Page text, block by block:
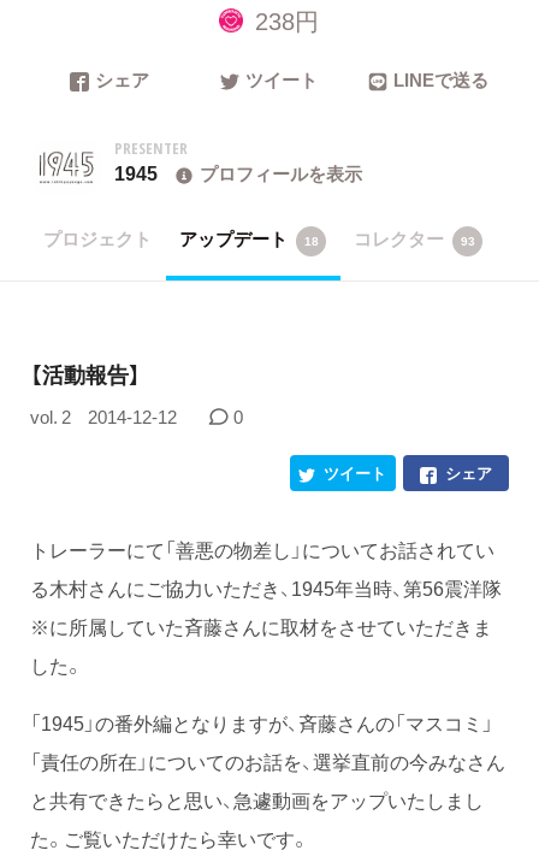
238円
シェア ツイート LINEで送る
PRESENTER
1945 プロフィールを表示
プロジェクト アップデート 18 コレクター 93
【活動報告】
vol. 2 2014-12-12 0
シェア
ツイート
トレーラーにて「善悪の物差し」についてお話されてい
る木村さんにご協力いただき、1945年当時、第56震洋隊
※に所属していた斉藤さんに取材をさせていただきま
した。
「1945」の番外編となりますが、斉藤さんの「マスコミ」
「責任の所在」についてのお話を、選挙直前の今みなさん
と共有できたらと思い、急遽動画をアップいたしまし
た。ご覧いただけたら幸いです。